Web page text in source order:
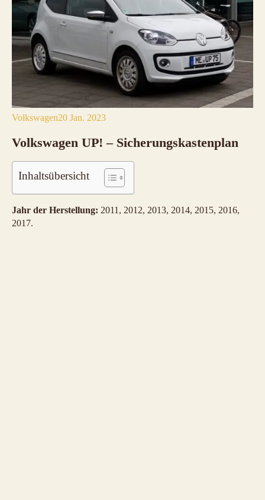
Volkswagen20 Jan. 2023
Volkswagen UP! – Sicherungskastenplan
Inhaltsübersicht
Jahr der Herstellung: 2011, 2012, 2013, 2014, 2015, 2016,
2017.